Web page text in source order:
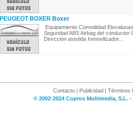
PEUGEOT BOXER Boxer
Equipamiento Comodidad
Seguridad ABS Airbag del
Dirección asistida Inmovilizador...
Contacto | Publicidad | Términos
© 2002-2024 Copros Multimedia, S.L.